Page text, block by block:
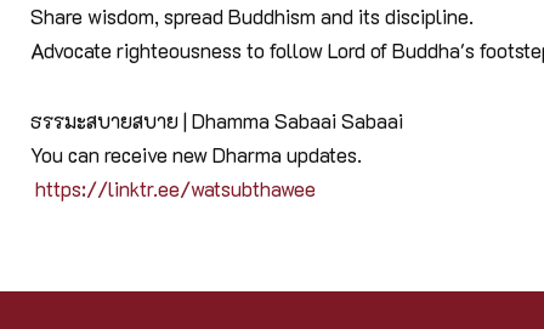
Share wisdom, spread Buddhism and its discipline.
Advocate righteousness to follow Lord of Buddha's
ธรรมะสบายสบาย | Dhamma Sabaai Sabaai
You can receive new Dharma updates.
https://linktr.ee/watsubthawee